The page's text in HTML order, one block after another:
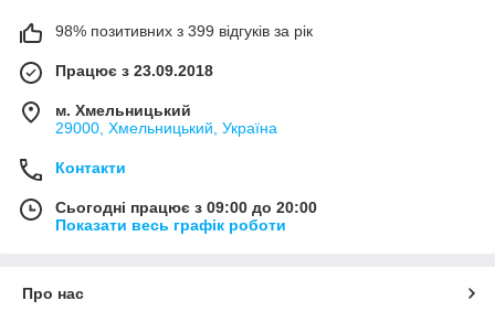
98% позитивних з 399 відгуків за рік
Працює з 23.09.2018
м. Хмельницький
29000, Хмельницький, Україна
Контакти
Сьогодні працює з 09:00 до 20:00
Показати весь графік роботи
Про нас